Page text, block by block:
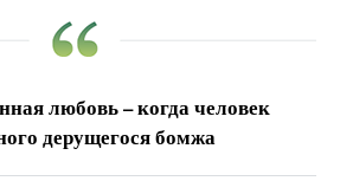
любовь – когда человек
дерущегося бомжа